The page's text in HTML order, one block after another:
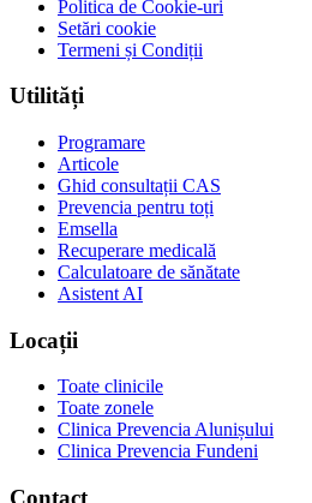
Politica de Cookie-uri
Setări cookie
Termeni și Condiții
Utilități
Programare
Articole
Ghid consultații CAS
Prevencia pentru toți
Emsella
Recuperare medicală
Calculatoare de sănătate
Asistent AI
Locații
Toate clinicile
Toate zonele
Clinica Prevencia Alunișului
Clinica Prevencia Fundeni
Contact